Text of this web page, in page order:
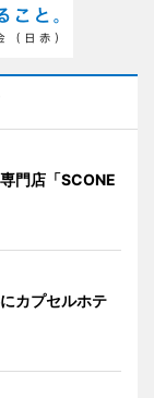
門店「SCONE
カプセルホテ